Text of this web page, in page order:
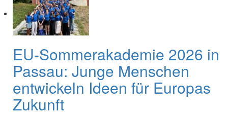
EU-Sommerakademie 2026 in
Passau: Junge Menschen
entwickeln Ideen für Europas
Zukunft